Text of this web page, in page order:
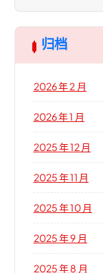
归档
2026 年 2 月
2026 年 1 月
2025 年 12 月
2025 年 11 月
2025 年 10 月
2025 年 9 月
2025 年 8 月